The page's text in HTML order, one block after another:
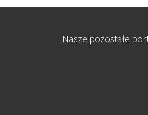
Nasze pozostałe